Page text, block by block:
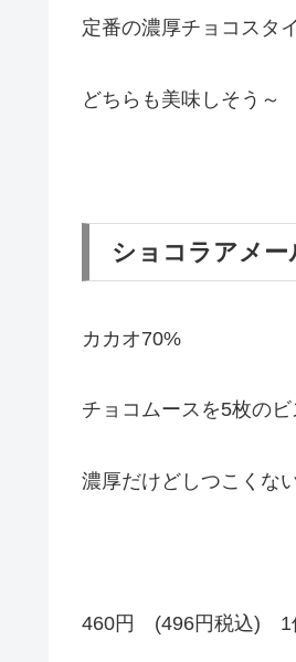
定番の濃厚チョコスタ
どちらも美味しそう～
ショコラアメー
カカオ70%
チョコムースを5枚の
濃厚だけどしつこくな
460円 (496円税込) 1